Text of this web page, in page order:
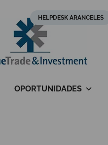
HELPDESK ARANCELES
OPORTUNIDADES